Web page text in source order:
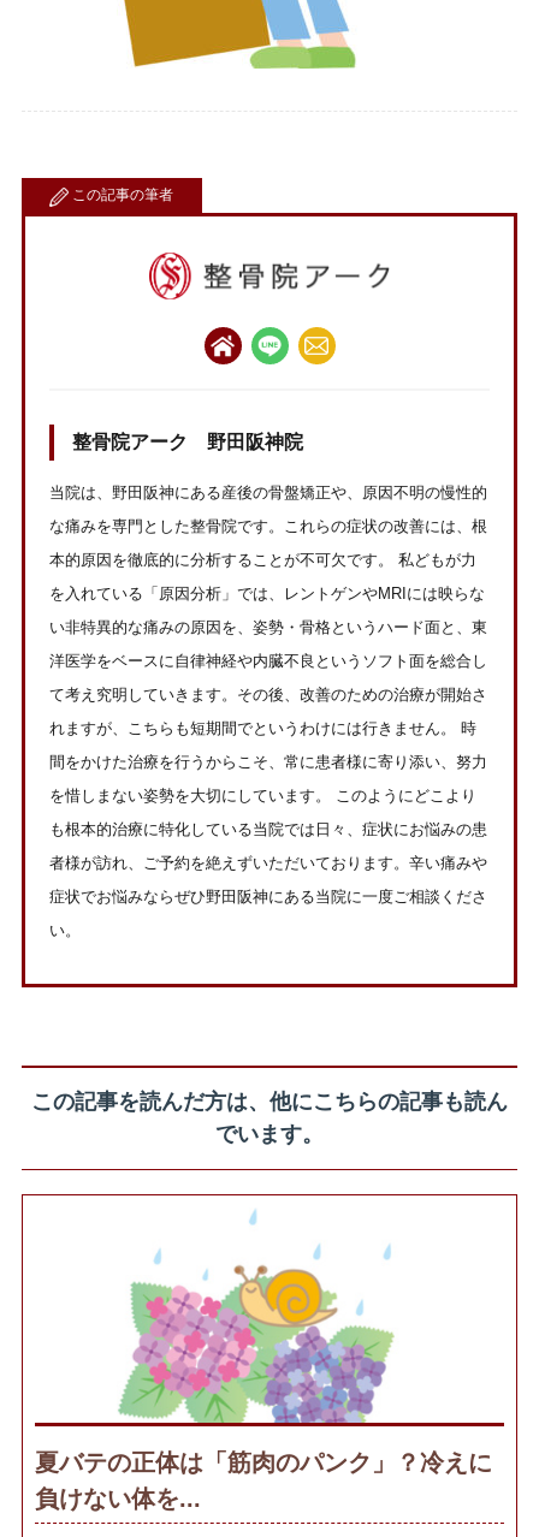
この記事の筆者
整骨院アーク 野田阪神院
当院は、野田阪神にある産後の骨盤矯正や、原因不明の慢性的
な痛みを専門とした整骨院です。これらの症状の改善には、根
本的原因を徹底的に分析することが不可欠です。 私どもが力
を入れている「原因分析」では、レントゲンやMRIには映らな
い非特異的な痛みの原因を、姿勢・骨格というハード面と、東
洋医学をベースに自律神経や内臓不良というソフト面を総合し
て考え究明していきます。その後、改善のための治療が開始さ
れますが、こちらも短期間でというわけには行きません。 時
間をかけた治療を行うからこそ、常に患者様に寄り添い、努力
を惜しまない姿勢を大切にしています。 このようにどこより
も根本的治療に特化している当院では日々、症状にお悩みの患
者様が訪れ、ご予約を絶えずいただいております。辛い痛みや
症状でお悩みならぜひ野田阪神にある当院に一度ご相談くださ
い。
この記事を読んだ方は、他にこちらの記事も読ん
でいます。
夏バテの正体は「筋肉のパンク」？冷えに
負けない体を...